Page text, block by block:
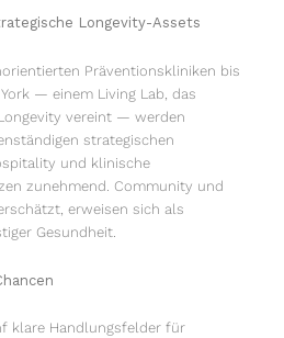
Longevity-Assets
Präventionskliniken bis
— einem Living Lab, das
vereint — werden
strategischen
und klinische
zunehmend. Community und
erweisen sich als
Gesundheit.
klare Handlungsfelder für